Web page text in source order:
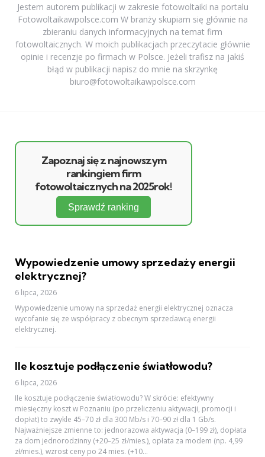
Jestem autorem publikacji w zakresie fotowoltaiki na portalu
Fotowoltaikawpolsce.com W branży skupiam się głównie na
zbieraniu danych informacyjnych na temat firm
fotowoltaicznych. W moich publikacjach przeczytacie głównie
opinie i recenzje po firmach w Polsce. Jeżeli trafisz na jakiś
błąd w publikacji napisz do mnie na skrzynkę
biuro@fotowoltaikawpolsce.com
Zapoznaj się z najnowszym
rankingiem firm
fotowoltaicznych na 2025rok!
Sprawdź ranking
Wypowiedzenie umowy sprzedaży energii
elektrycznej?
6 lipca, 2026
Wypowiedzenie umowy na sprzedaż energii elektrycznej oznacza
wycofanie się ze współpracy z obecnym sprzedawcą energii
elektrycznej.
Ile kosztuje podłączenie światłowodu?
6 lipca, 2026
Ile kosztuje podłączenie światłowodu? W skrócie: efektywny
miesięczny koszt w Poznaniu (po przeliczeniu aktywacji, promocji i
dopłat) to zwykle 45–70 zł dla 300 Mb/s i 70–90 zł dla 1 Gb/s.
Najważniejsze zmienne to: jednorazowa aktywacja (0–199 zł), dopłata
za dom jednorodzinny (+20–25 zł/mies.), opłata za modem (np. 4,99
zł/mies.), wzrost ceny po 24 mies. (+10...